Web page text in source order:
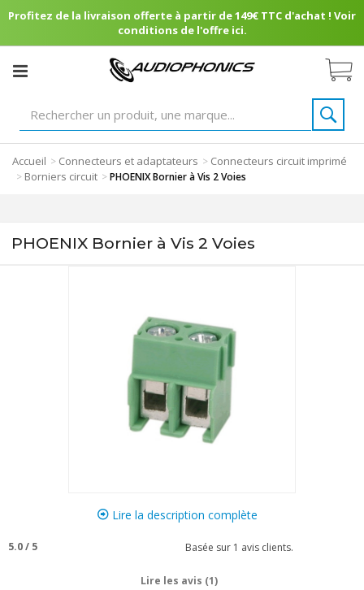
Profitez de la livraison offerte à partir de 149€ TTC d'achat ! Voir
conditions de l'offre ici.
Accueil > Connecteurs et adaptateurs > Connecteurs circuit imprimé
> Borniers circuit >PHOENIX Bornier à Vis 2 Voies
PHOENIX Bornier à Vis 2 Voies
Lire la description complète
5.0/ 5 Basée sur 1 avis clients.
Lire les avis (1)